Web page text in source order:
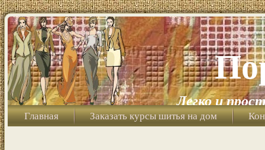
Легко и
Главная Заказать курсы шитья на дом